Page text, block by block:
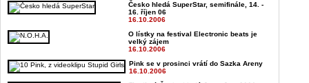
Česko hledá SuperStar, semifinále, 14. -
16. říjen 06
16.10.2006
O lístky na festival Electronic beats je
velký zájem
16.10.2006
Pink se v prosinci vrátí do Sazka Areny
16.10.2006